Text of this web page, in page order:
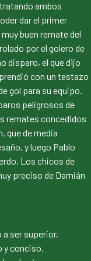
ambos
dar el primer
buen remate del
por el golero de
disparo, el que dijo
con un testazo
gol para su equipo.
peligrosos de
remates concedidos
que de media
y luego Pablo
Los chicos de
preciso de Damián
ser superior,
y conciso.